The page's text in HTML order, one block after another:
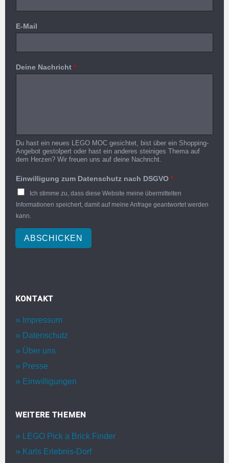
E-Mail
Deine Nachricht *
Du hast ein neues LEGO MOC gesichtet, bist über ein Shopping-
Angebot gestolpert oder hast ein anderes steiniges Thema auf
dem Herzen? Wir freuen uns auf deine Nachricht.
Einwilligung zum Datenschutz nach DSGVO *
Ich stimme zu, dass diese Website meine übermittelten
Informationen speichert, damit auf meine Anfrage geantwortet werden
kann.
ABSCHICKEN
KONTAKT
Impressum
Datenschutz
Über uns
Presse
Einwilligungen
WEITERE THEMEN
LEGO Pick a Brick Finder
Karls Erlebnis-Dorf